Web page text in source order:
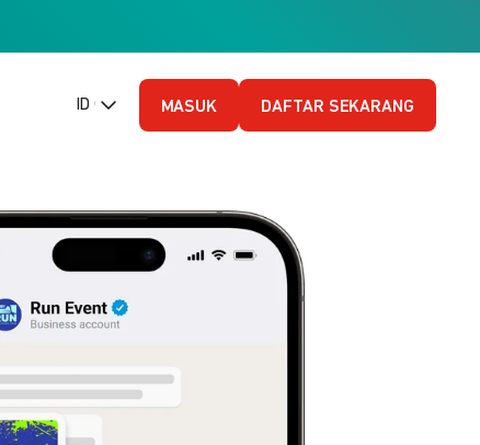
ID (Bahasa Indonesia)
MASUK DAFTAR SEKARANG